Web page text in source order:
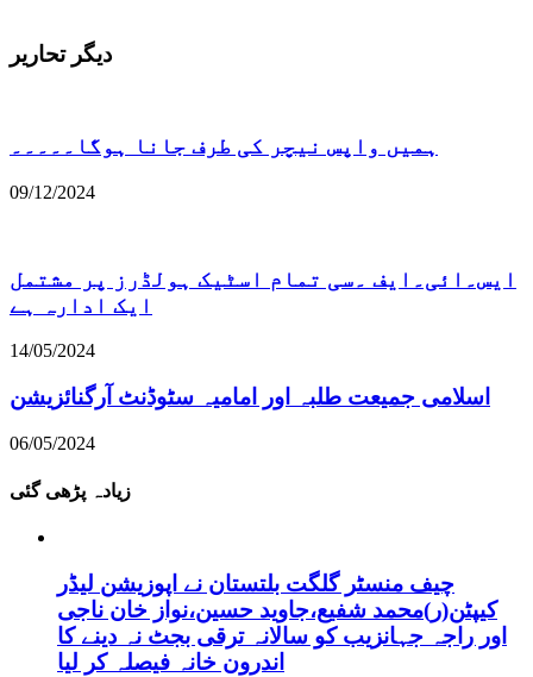
دیگر تحاریر
ہمیں واپس نیچر کی طرف جانا ہوگا۔۔۔۔۔
09/12/2024
ایس۔ائی۔ایف ۔سی تمام اسٹیک ہولڈرز پر مشتمل
ایک ادارہ ہے
14/05/2024
اسلامی جمیعت طلبہ اور امامیہ سٹوڈنٹ آرگنائزیشن
06/05/2024
زیادہ پڑھی گئی
چیف منسٹر گلگت بلتستان نے اپوزیشن لیڈر
کیپٹن(ر)محمد شفیع،جاوید حسین،نواز خان ناجی
اور راجہ جہانزیب کو سالانہ ترقی بجٹ نہ دینے کا
اندرون خانہ فیصلہ کر لیا